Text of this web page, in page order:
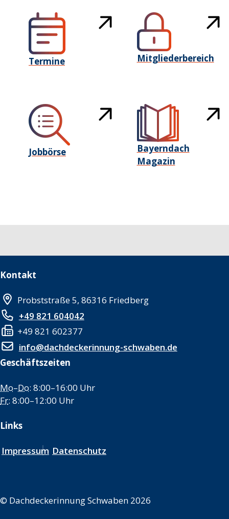
Termine Mitgliederbereich
Jobbörse
Bayerndach
Magazin
Kontakt
Probststraße 5, 86316 Friedberg
+49 821 604042
+49 821 602377
info@dachdeckerinnung-schwaben.de
Geschäftszeiten
Mo–Do: 8:00–16:00 Uhr
Fr: 8:00–12:00 Uhr
Links
Impressum Datenschutz
© Dachdeckerinnung Schwaben 2026